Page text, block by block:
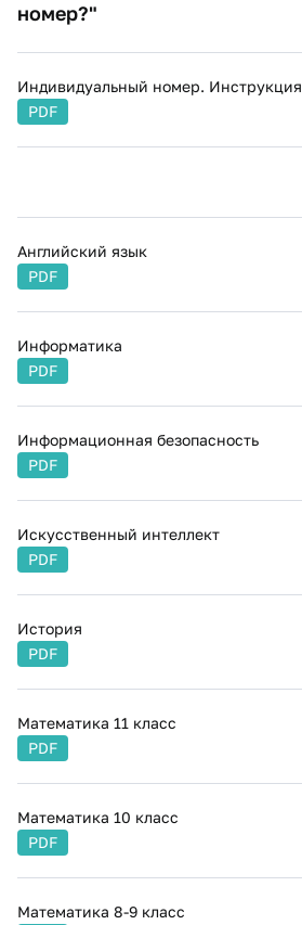
номер?"
Индивидуальный номер. Инструкция
PDF
Английский язык
PDF
Информатика
PDF
Информационная безопасность
PDF
Искусственный интеллект
PDF
История
PDF
Математика 11 класс
PDF
Математика 10 класс
PDF
Математика 8-9 класс